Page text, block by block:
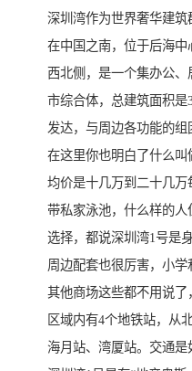
深圳湾作为世界奢华建
在中国之南，位于后海
西北侧，是一个集办公
市综合体，总建筑面积是
发达，与周边各功能的组
在这里你也明白了什么
均价是十几万到二十几
带私家泳池，什么样的
选择，都说深圳湾1号是
周边配套也很厉害，小学
其他商场这些都不用说了
区域内有4个地铁站，从
海月站、湾厦站。交通是